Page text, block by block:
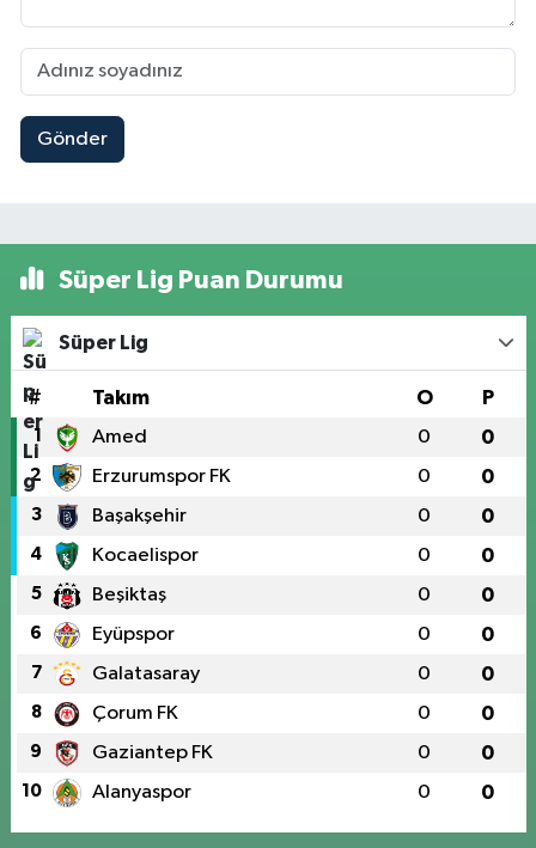
Gönder
Süper Lig Puan Durumu
Süper Lig
# Takım O P
1 Amed 0 0
2 Erzurumspor FK 0 0
3 Başakşehir 0 0
4 Kocaelispor 0 0
5 Beşiktaş 0 0
6 Eyüpspor 0 0
7 Galatasaray 0 0
8 Çorum FK 0 0
9 Gaziantep FK 0 0
10 Alanyaspor 0 0